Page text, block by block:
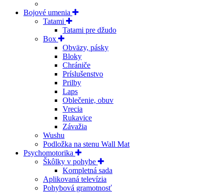
Bojové umenia
Tatami
Tatami pre džudo
Box
Obväzy, pásky
Bloky
Chrániče
Príslušenstvo
Prilby
Laps
Oblečenie, obuv
Vrecia
Rukavice
Závažia
Wushu
Podložka na stenu Wall Mat
Psychomotorika
Škôlky v pohybe
Kompletná sada
Aplikovaná televízia
Pohybová gramotnosť